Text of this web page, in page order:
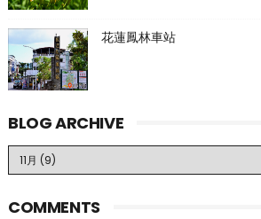
花蓮鳳林車站
BLOG ARCHIVE
COMMENTS